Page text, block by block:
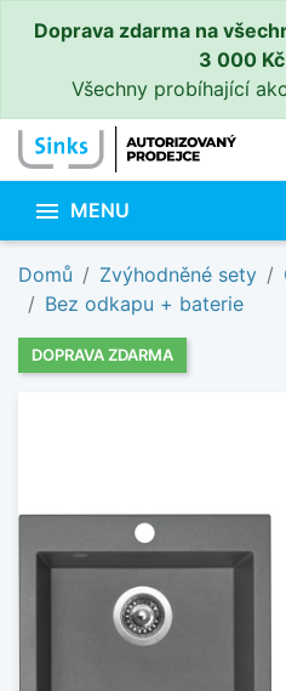
Doprava zdarma na
3 000
Všechny probíhající
 MENU
Domů Zvýhodněné sety
Bez odkapu + baterie
DOPRAVA ZDARMA